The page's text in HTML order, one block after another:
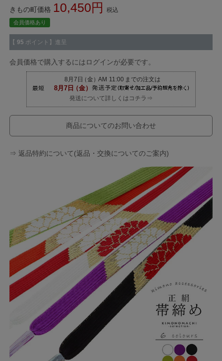
きもの町価格 10,450 税込
会員価格あり
【 95 ポイント】進呈
会員価格で購入するにはログインが必要です。
発送について詳しくはコチラ⇒
商品についてのお問い合わせ
⇒ 返品特約について(返品・交換についてのご案内)